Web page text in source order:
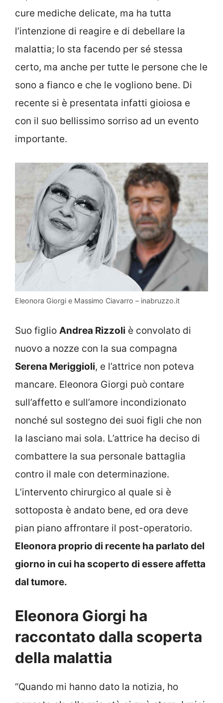
cure mediche delicate, ma ha tutta
l’intenzione di reagire e di debellare la
malattia; lo sta facendo per sé stessa
certo, ma anche per tutte le persone che le
sono a fianco e che le vogliono bene. Di
recente si è presentata infatti gioiosa e
con il suo bellissimo sorriso ad un evento
importante.
Eleonora Giorgi e Massimo Ciavarro – inabruzzo.it
Suo figlio Andrea Rizzoli è convolato di
nuovo a nozze con la sua compagna
Serena Meriggioli, e l’attrice non poteva
mancare. Eleonora Giorgi può contare
sull’affetto e sull’amore incondizionato
nonché sul sostegno dei suoi figli che non
la lasciano mai sola. L’attrice ha deciso di
combattere la sua personale battaglia
contro il male con determinazione.
L’intervento chirurgico al quale si è
sottoposta è andato bene, ed ora deve
pian piano affrontare il post-operatorio.
Eleonora proprio di recente ha parlato del
giorno in cui ha scoperto di essere affetta
dal tumore.
Eleonora Giorgi ha
raccontato dalla scoperta
della malattia
“Quando mi hanno dato la notizia, ho